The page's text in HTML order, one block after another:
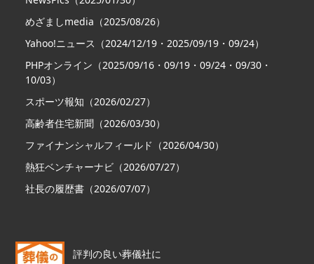
めざましmedia（2025/08/26）
Yahoo!ニュース（2024/12/19・2025/09/19・09/24）
PHPオンライン（2025/09/16・09/19・09/24・09/30・
10/03）
スポーツ報知（2026/02/27）
高齢者住宅新聞（2026/03/30）
ファイナンシャルフィールド（2026/04/30）
熱狂ベンチャーナビ（2026/07/27）
社長の履歴書（2026/07/07）
評判の良い葬儀社に